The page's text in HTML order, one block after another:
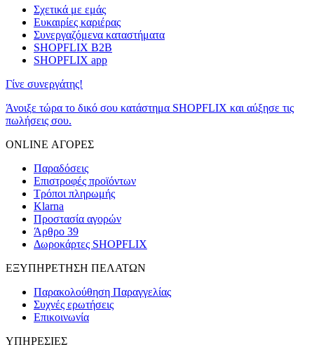
Σχετικά με εμάς
Ευκαιρίες καριέρας
Συνεργαζόμενα καταστήματα
SHOPFLIX B2B
SHOPFLIX app
Γίνε συνεργάτης!
Άνοιξε τώρα το δικό σου κατάστημα SHOPFLIX και αύξησε τις
πωλήσεις σου.
ONLINE ΑΓΟΡΕΣ
Παραδόσεις
Επιστροφές προϊόντων
Τρόποι πληρωμής
Klarna
Προστασία αγορών
Άρθρο 39
Δωροκάρτες SHOPFLIX
ΕΞΥΠΗΡΕΤΗΣΗ ΠΕΛΑΤΩΝ
Παρακολούθηση Παραγγελίας
Συχνές ερωτήσεις
Επικοινωνία
ΥΠΗΡΕΣΙΕΣ